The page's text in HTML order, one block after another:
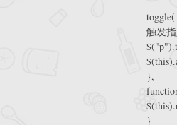
触发
},
}